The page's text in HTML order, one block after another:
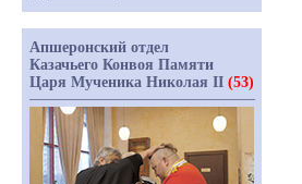
Апшеронский отдел
Казачьего Конвоя Памяти
Царя Мученика Николая II (53)